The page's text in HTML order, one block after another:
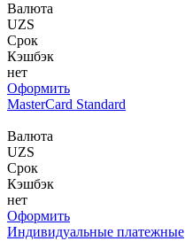
Валюта
UZS
Срок
Кэшбэк
нет
Оформить
MasterСard Standard
Валюта
UZS
Срок
Кэшбэк
нет
Оформить
Индивидуальные платежные